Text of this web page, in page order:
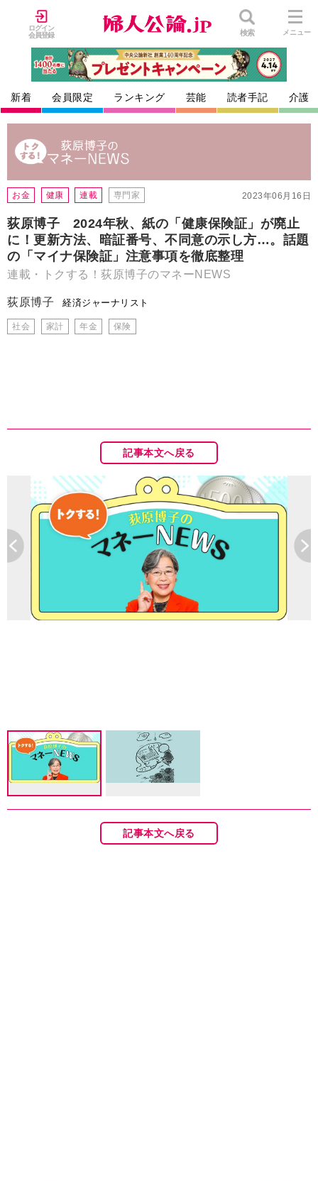
ログイン
会員登録
検索 メニュー
新着 会員限定 ランキング 芸能 読者手記 介護
2023年06月16日
お金 健康 連載 専門家
荻原博子 2024年秋、紙の「健康保険証」が廃止
に！更新方法、暗証番号、不同意の示し方…。話題
の「マイナ保険証」注意事項を徹底整理
連載・トクする！荻原博子のマネーNEWS
荻原博子 経済ジャーナリスト
社会 家計 年金 保険
記事本文へ戻る
記事本文へ戻る